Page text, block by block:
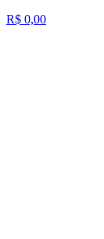
R$ 0,00